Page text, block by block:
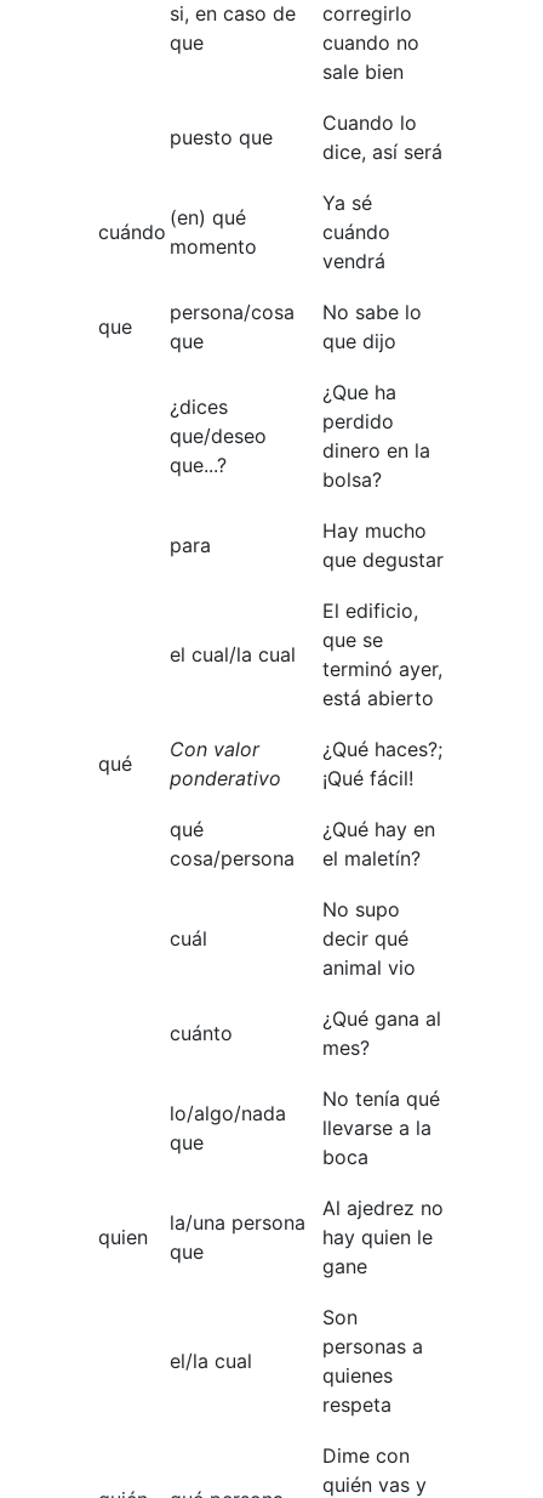
si, en caso de
que
corregirlo
cuando no
sale bien
puesto que
Cuando lo
dice, así será
cuándo
(en) qué
momento
Ya sé
cuándo
vendrá
que
persona/cosa
que
No sabe lo
que dijo
¿dices
que/deseo
que...?
¿Que ha
perdido
dinero en la
bolsa?
para
Hay mucho
que degustar
el cual/la cual
El edificio,
que se
terminó ayer,
está abierto
qué
Con valor
ponderativo
¿Qué haces?;
¡Qué fácil!
qué
cosa/persona
¿Qué hay en
el maletín?
cuál
No supo
decir qué
animal vio
cuánto
¿Qué gana al
mes?
lo/algo/nada
que
No tenía qué
llevarse a la
boca
quien
la/una persona
que
Al ajedrez no
hay quien le
gane
el/la cual
Son
personas a
quienes
respeta
Dime con
quién vas y